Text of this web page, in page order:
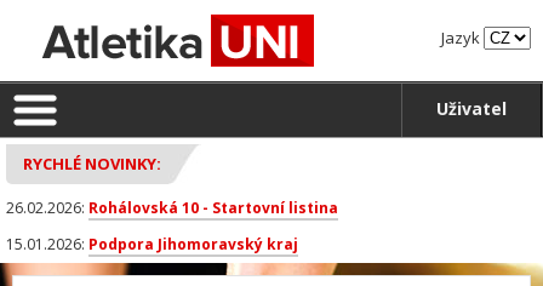
Jazyk
Uživatel
RYCHLÉ NOVINKY:
26.02.2026: Rohálovská 10 - Startovní listina
15.01.2026: Podpora Jihomoravský kraj